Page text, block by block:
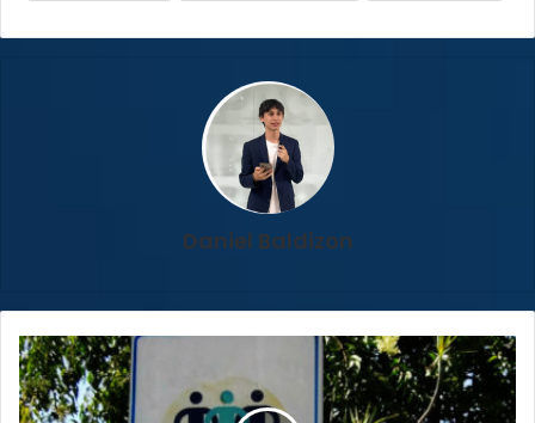
Daniel Baldizon
Defensoría
señala
incumplimiento